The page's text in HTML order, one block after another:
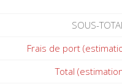
SOUS-
Frais de port
Total